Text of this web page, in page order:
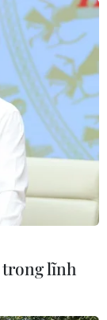
tất việc chỉnh
trong lĩnh